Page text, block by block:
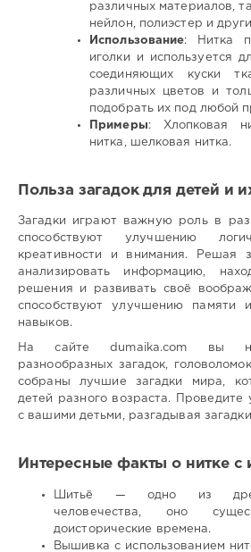
различных материалов,
нейлон, полиэстер и
Использование: Нитка
иголки и используется
соединяющих куски
различных цветов и
подобрать их под любой
Примеры: Хлопковая
нитка, шелковая нитка.
Польза загадок для детей и
Загадки играют важную роль в
способствуют улучшению
креативности и внимания. Решая
анализировать информацию,
решения и развивать своё
способствуют улучшению памяти
навыков.
На сайте dumaika.com вы
разнообразных загадок,
собраны лучшие загадки мира,
детей разного возраста. Проведите
с вашими детьми, разгадывая
Интересные факты о нитке с
Шитьё — одно из
человечества, оно
доисторические времена.
Вышивка с использованием